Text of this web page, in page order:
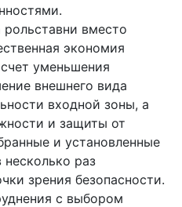
вместо
экономия
уменьшения
внешнего вида
входной зоны, а
и защиты от
и установленные
раз
зрения безопасности.
с выбором